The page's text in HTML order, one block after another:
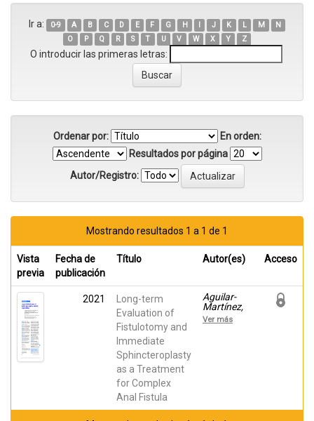
Ir a: 0-9 A B C D E F G H I J K L M
N
O
P Q R S T U V W X Y Z
O introducir las primeras letras:
Ordenar por:
En orden:
Resultados por página
Autor/Registro:
Mostrando resultados 1 a 1 de 1
Vista
previa
Fecha de
publicación
Título Autor(es) Acceso
2021
Long-term
Evaluation of
Fistulotomy and
Immediate
Sphincteroplasty
as a Treatment
for Complex
Anal Fistula
Aguilar-
Martínez,
María del
Mar;
Ver más